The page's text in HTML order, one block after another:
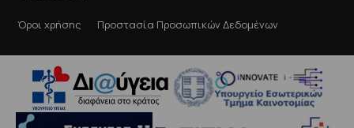
Όροι χρήσης Προστασία Προσωπικών Δεδομένων